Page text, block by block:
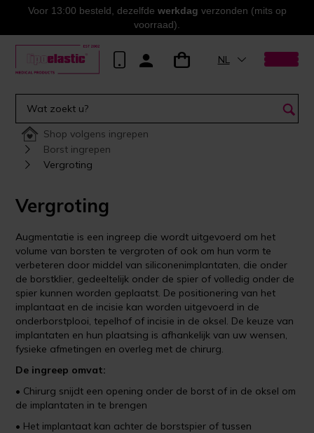
Voor 13:00 besteld, dezelfde werkdag verzonden (mits op
voorraad).
NL
Shop volgens ingrepen
Borst ingrepen
Vergroting
Vergroting
Augmentatie is een ingreep die wordt uitgevoerd om het
volume van borsten te vergroten of ook om hun vorm te
verbeteren door middel van siliconenimplantaten, die onder
de borstklier, gedeeltelijk onder de spier of volledig onder de
spier kunnen worden geplaatst. De positionering van het
implantaat en de incisie kan worden uitgevoerd in de
onderborstplooi, tepelhof of incisie in de oksel. De keuze van
implantaten en hun plaatsing is afhankelijk van uw wensen,
fysieke afmetingen en overleg met de chirurg.
De ingreep omvat:
• Chirurg snijdt een opening onder de borst of in de oksel om
de implantaten in te brengen
• Het implantaat kan achter de borstspier of tussen